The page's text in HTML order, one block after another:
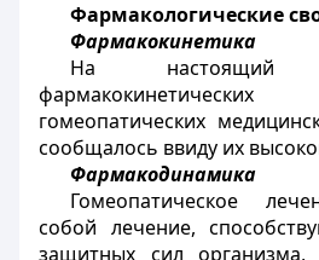
Фармакологические
Фармакокинетика
На
гомеопатических
сообщалось ввиду их
Фармакодинамика
Гомеопатическое
собой лечение,
защитных сил